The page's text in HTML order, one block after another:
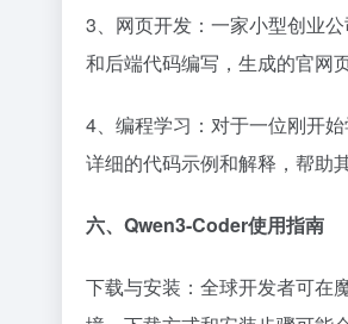
3、网页开发：一家小型创业
和后端代码编写，生成的官网
4、编程学习：对于一位刚开
详细的代码示例和解释，帮助
六、Qwen3-Coder使用指南​
下载与安装：全球开发者可在